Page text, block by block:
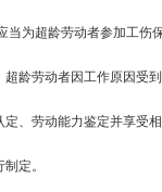
当为超龄劳动者参加工伤
龄劳动者因工作原因受
、劳动能力鉴定并享受
定。